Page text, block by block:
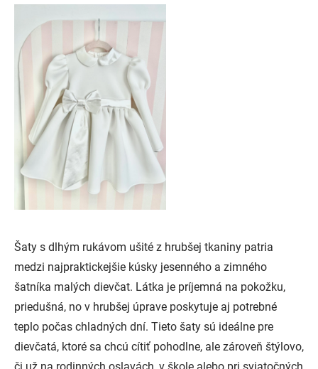
Šaty s dlhým rukávom ušité z hrubšej tkaniny patria
medzi najpraktickejšie kúsky jesenného a zimného
šatníka malých dievčat. Látka je príjemná na pokožku,
priedušná, no v hrubšej úprave poskytuje aj potrebné
teplo počas chladných dní. Tieto šaty sú ideálne pre
dievčatá, ktoré sa chcú cítiť pohodlne, ale zároveň štýlovo,